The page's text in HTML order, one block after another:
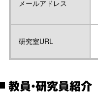
メールアドレス
研究室URL
教員・研究員紹介